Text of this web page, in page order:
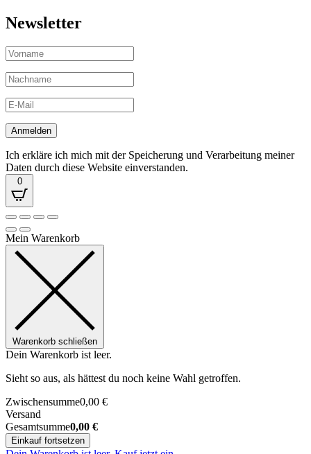
Newsletter
Ich erkläre ich mich mit der Speicherung und Verarbeitung meiner
Daten durch diese Website einverstanden.
0
Mein Warenkorb
Warenkorb schließen
Dein Warenkorb ist leer.
Sieht so aus, als hättest du noch keine Wahl getroffen.
Zwischensumme0,00 €
Versand
Gesamtsumme0,00 €
Einkauf fortsetzen